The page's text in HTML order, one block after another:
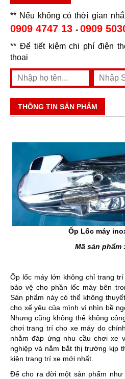
** Nếu không có thời gian
0909 4747 13 - 0909
** Để tiết kiệm chi phí điện
thoại
THÔNG TIN SẢN PHẨM
Ốp Lốc máy
Mã sản phẩm
Ốp lốc máy lớn không chỉ trang
bảo vệ cho phần lốc máy bên
Sản phẩm này có thể không
cho xế yêu của mình vì nhìn bề
Nhưng cũng không thể không
chơi trang trí cho xe máy do
nhằm đáp ứng nhu cầu chơi xe
nghiệp và nắm bắt thị trường kịp
kiện trang trí xe mới nhất.
Để cho ra đời một sản phẩm